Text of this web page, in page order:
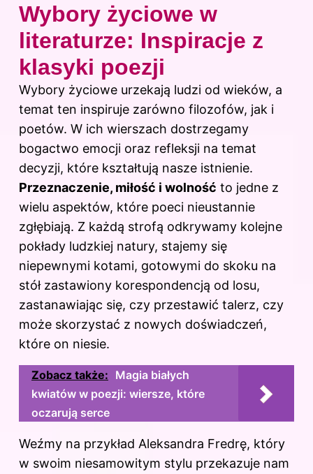
Wybory życiowe w
literaturze: Inspiracje z
klasyki poezji
Wybory życiowe urzekają ludzi od wieków, a
temat ten inspiruje zarówno filozofów, jak i
poetów. W ich wierszach dostrzegamy
bogactwo emocji oraz refleksji na temat
decyzji, które kształtują nasze istnienie.
Przeznaczenie, miłość i wolność to jedne z
wielu aspektów, które poeci nieustannie
zgłębiają. Z każdą strofą odkrywamy kolejne
pokłady ludzkiej natury, stajemy się
niepewnymi kotami, gotowymi do skoku na
stół zastawiony korespondencją od losu,
zastanawiając się, czy przestawić talerz, czy
może skorzystać z nowych doświadczeń,
które on niesie.
Zobacz także: Magia białych
kwiatów w poezji: wiersze, które
oczarują serce
Weźmy na przykład Aleksandra Fredrę, który
w swoim niesamowitym stylu przekazuje nam